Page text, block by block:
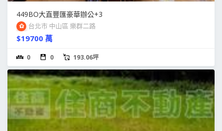
449BO大直豐匯豪華辦公+3
台北市 中山區 樂群二路
$19700 萬
0 0 193.06坪